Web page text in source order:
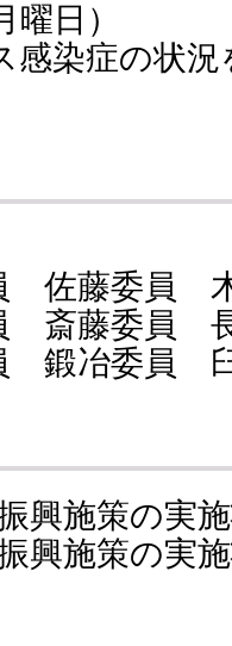
日）
感染症の状
佐藤委員
斎藤委員
鍛冶委員
興施策の実
興施策の実